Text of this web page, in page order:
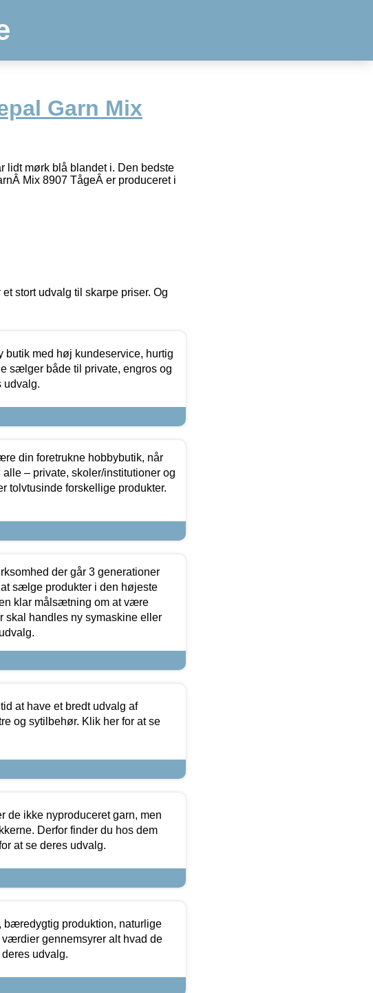
Garn Mix
lidt mørk blå blandet i. Den bedste
Mix 8907 TågeÂ er produceret i
et stort udvalg til skarpe priser. Og
butik med høj kundeservice, hurtig
sælger både til private, engros og
udvalg.
din foretrukne hobbybutik, når
– private, skoler/institutioner og
tolvtusinde forskellige produkter.
der går 3 generationer
sælge produkter i den højeste
klar målsætning om at være
skal handles ny symaskine eller
at have et bredt udvalg af
og sytilbehør. Klik her for at se
de ikke nyproduceret garn, men
Derfor finder du hos dem
at se deres udvalg.
bæredygtig produktion, naturlige
gennemsyrer alt hvad de
udvalg.